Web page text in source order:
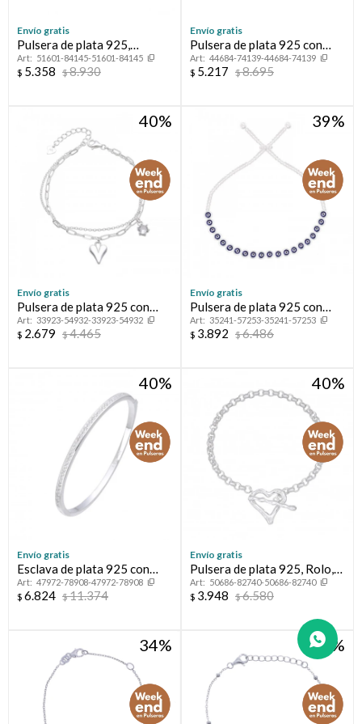
Envío gratis
Pulsera de plata 925,
ANTONELLA.
51601-84145-51601-84145
$ 5.358 $8.930
Envío gratis
Pulsera de plata 925 con
circonias.
44684-74139-44684-74139
$ 5.217 $8.695
40
Envío gratis
Pulsera de plata 925 con
circonia y dije.
33923-54932-33923-54932
$ 2.679 $4.465
39
Envío gratis
Pulsera de plata 925 con
esmalte, OJO TURCO.
35241-57253-35241-57253
$ 3.892 $6.486
40
Envío gratis
Esclava de plata 925 con
circonias.
47972-78908-47972-78908
$ 6.824 $11.374
40
Envío gratis
Pulsera de plata 925, Rolo,
ROMEO.
50686-82740-50686-82740
$ 3.948 $6.580
34 34